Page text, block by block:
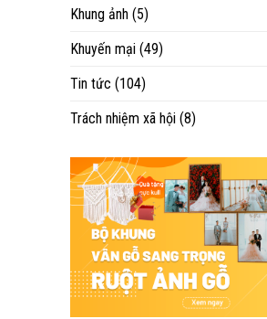
Khung ảnh (5)
Khuyến mại (49)
Tin tức (104)
Trách nhiệm xã hội (8)